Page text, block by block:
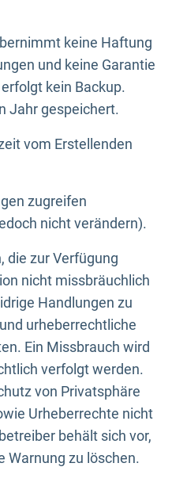
keine Haftung
und keine Garantie
kein Backup.
Jahr gespeichert.
vom Erstellenden
zugreifen
nicht verändern).
die zur Verfügung
nicht missbräuchlich
Handlungen zu
urheberrechtliche
Ein Missbrauch wird
verfolgt werden.
von Privatsphäre
Urheberrechte nicht
behält sich vor,
Warnung zu löschen.